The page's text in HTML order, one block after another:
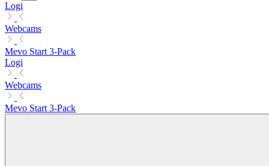
Logi
Webcams
Mevo Start 3-Pack
Logi
Webcams
Mevo Start 3-Pack